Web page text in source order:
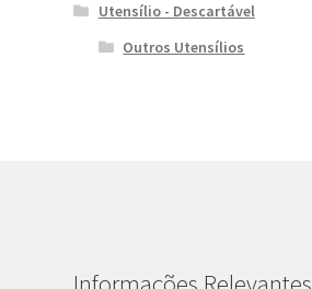
Utensílio - Descartável
Outros Utensílios